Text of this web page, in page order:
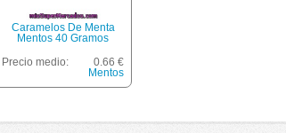
Caramelos De Menta
Mentos 40 Gramos
Precio medio:
0.66 €
Mentos